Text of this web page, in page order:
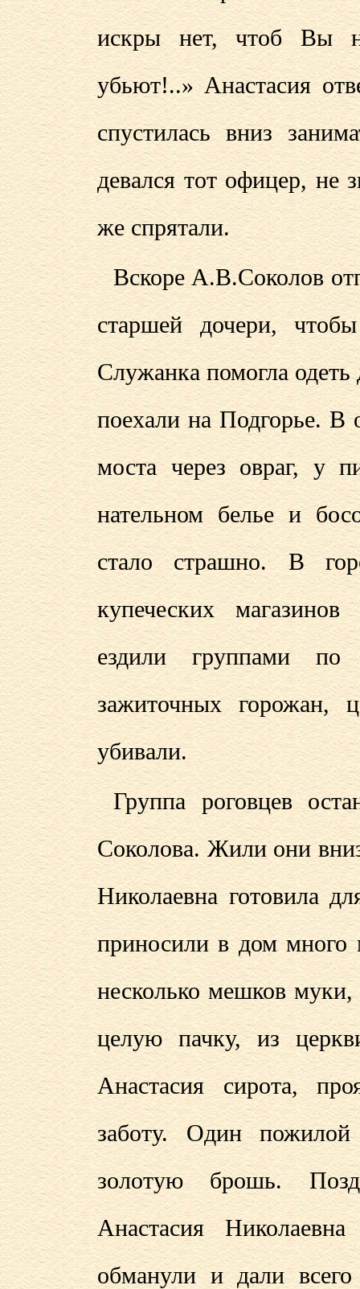
искры нет, чтоб Вы
убьют!..» Анастасия
спустилась вниз
девался тот офицер, не
же спрятали.
Вскоре А.В.Соколов
старшей дочери,
Служанка помогла
поехали на Подгорье. В
моста через овраг, у
нательном белье и
стало страшно. В
купеческих
ездили группами по
зажиточных горожан,
убивали.
Группа роговцев
Соколова. Жили они
Николаевна готовила
приносили в дом много
несколько мешков
целую пачку, из
Анастасия сирота,
заботу. Один
золотую брошь.
Анастасия
обманули и дали